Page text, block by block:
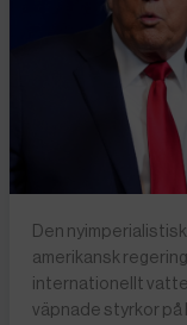
Den
amerikansk
internationellt
väpnade styrkor